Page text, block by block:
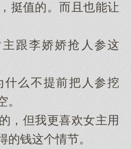
挺值的。而且也能让
跟李娇娇抢人参这
么不提前把人参挖
。
但我更喜欢女主用
的钱这个情节。